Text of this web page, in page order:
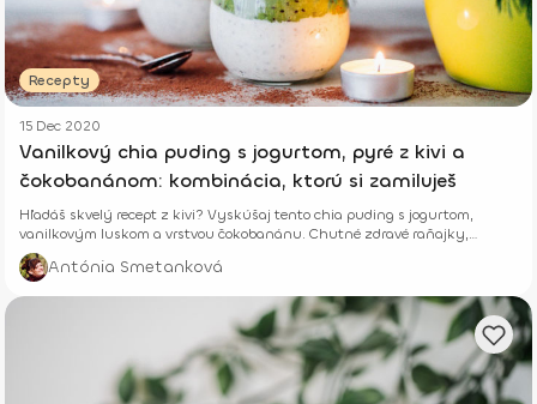
Recepty
15 Dec 2020
Vanilkový chia puding s jogurtom, pyré z kivi a
čokobanánom: kombinácia, ktorú si zamiluješ
Hľadáš skvelý recept z kivi? Vyskúšaj tento chia puding s jogurtom,
vanilkovým luskom a vrstvou čokobanánu. Chutné zdravé raňajky,
desiata či dezert.
Antónia Smetanková